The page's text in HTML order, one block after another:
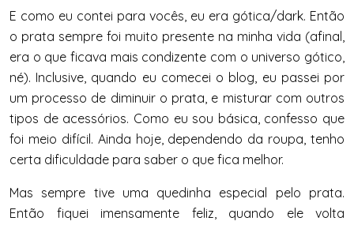
E como eu contei para vocês, eu era gótica/dark. Então
o prata sempre foi muito presente na minha vida (afinal,
era o que ficava mais condizente com o universo gótico,
né). Inclusive, quando eu comecei o blog, eu passei por
um processo de diminuir o prata, e misturar com outros
tipos de acessórios. Como eu sou básica, confesso que
foi meio difícil. Ainda hoje, dependendo da roupa, tenho
certa dificuldade para saber o que fica melhor.
Mas sempre tive uma quedinha especial pelo prata.
Então fiquei imensamente feliz, quando ele volta